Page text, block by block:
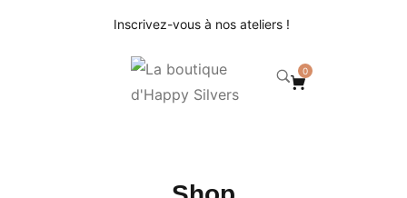
Inscrivez-vous à nos ateliers !
0